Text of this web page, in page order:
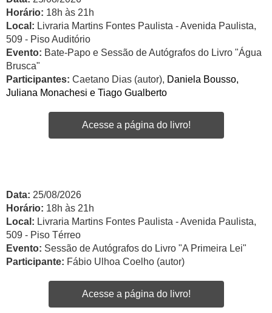
Horário: 18h às 21h
Local: Livraria Martins Fontes Paulista - Avenida Paulista,
509 - Piso Auditório
Evento: Bate-Papo e Sessão de Autógrafos do Livro "Água
Brusca"
Participantes: Caetano Dias (autor), Daniela Bousso,
Juliana Monachesi e Tiago Gualberto
Acesse a página do livro!
Data: 25/08/2026
Horário: 18h às 21h
Local: Livraria Martins Fontes Paulista - Avenida Paulista,
509 - Piso Térreo
Evento: Sessão de Autógrafos do Livro "A Primeira Lei"
Participante: Fábio Ulhoa Coelho (autor)
Acesse a página do livro!